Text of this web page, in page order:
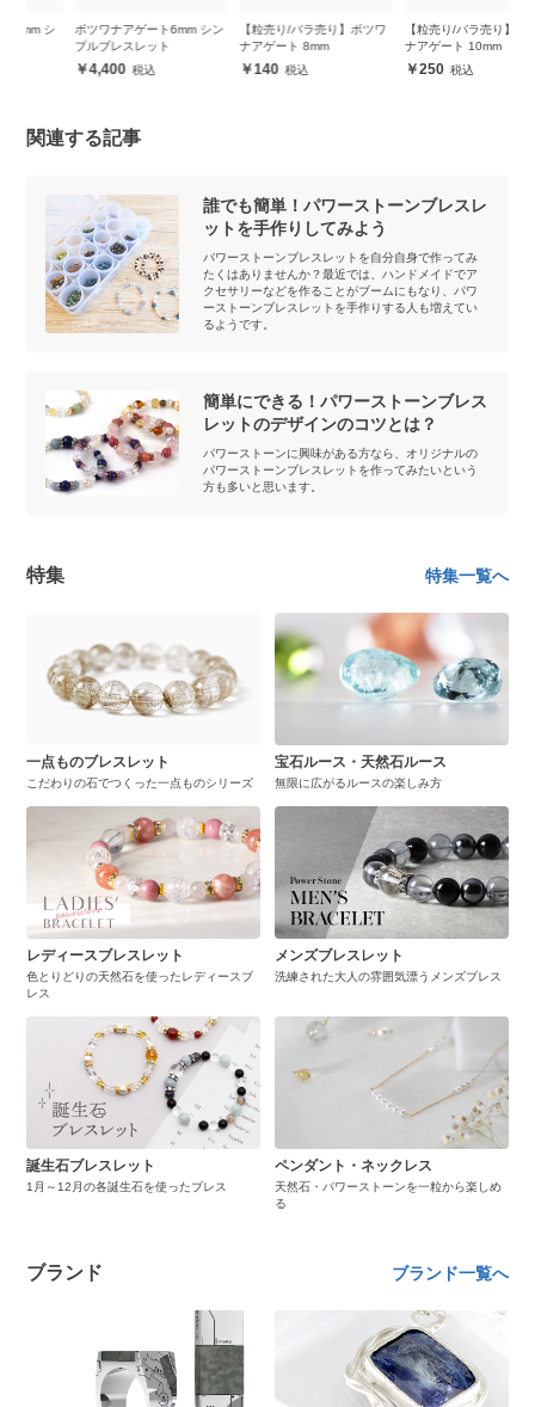
ボツワナアゲート6mm シン
プルブレスレット
4,400
【粒売り/バラ売り】ボツワ
ナアゲート 8mm
【粒売り/バラ売り】ボツワ
ナアゲート 10mm
関連する記事
誰でも簡単！パワーストーンブレスレ
ットを手作りしてみよう
パワーストーンブレスレットを自分自身で作ってみ
たくはありませんか？最近では、ハンドメイドでア
クセサリーなどを作ることがブームにもなり、パワ
ーストーンブレスレットを手作りする人も増えてい
るようです。
簡単にできる！パワーストーンブレス
レットのデザインのコツとは？
パワーストーンに興味がある方なら、オリジナルの
パワーストーンブレスレットを作ってみたいという
方も多いと思います。
特集 特集一覧へ
一点ものブレスレット
こだわりの石でつくった一点ものシリーズ
宝石ルース・天然石ルース
無限に広がるルースの楽しみ方
レディースブレスレット
色とりどりの天然石を使ったレディースブ
レス
メンズブレスレット
洗練された大人の雰囲気漂うメンズブレス
誕生石ブレスレット
1月～12月の各誕生石を使ったブレス
ペンダント・ネックレス
天然石・パワーストーンを一粒から楽しめ
る
ブランド ブランド一覧へ